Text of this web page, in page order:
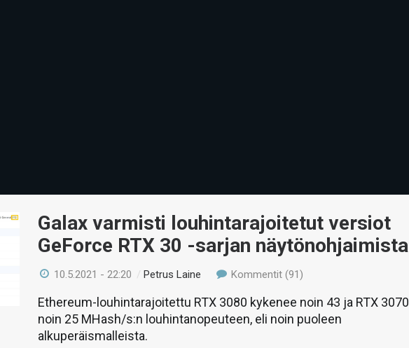
Galax varmisti louhintarajoitetut versiot
GeForce RTX 30 -sarjan näytönohjaimista
10.5.2021 - 22:20 /Petrus Laine Kommentit (91)
Ethereum-louhintarajoitettu RTX 3080 kykenee noin 43 ja RTX 3070
noin 25 MHash/s:n louhintanopeuteen, eli noin puoleen
alkuperäismalleista.